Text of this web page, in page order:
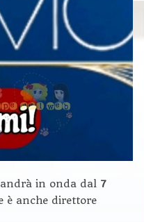
in onda dal 7
è anche direttore